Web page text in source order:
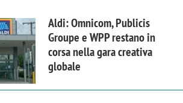
Aldi: Omnicom, Publicis
Groupe e WPP restano in
corsa nella gara creativa
globale